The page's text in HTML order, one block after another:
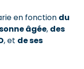
en fonction du
âgée, des
, et de ses